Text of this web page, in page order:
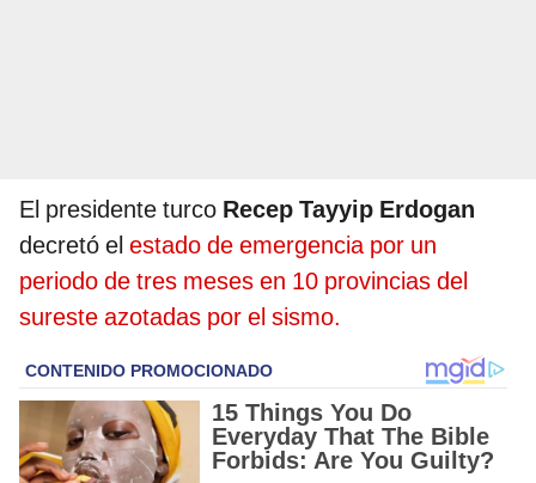
El presidente turco Recep Tayyip Erdogan
decretó el estado de emergencia por un
periodo de tres meses en 10 provincias del
sureste azotadas por el sismo.